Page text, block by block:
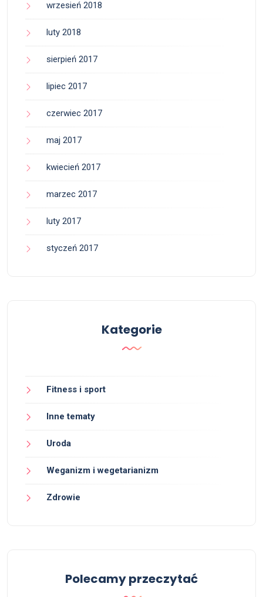
wrzesień 2018
luty 2018
sierpień 2017
lipiec 2017
czerwiec 2017
maj 2017
kwiecień 2017
marzec 2017
luty 2017
styczeń 2017
Kategorie
Fitness i sport
Inne tematy
Uroda
Weganizm i wegetarianizm
Zdrowie
Polecamy przeczytać